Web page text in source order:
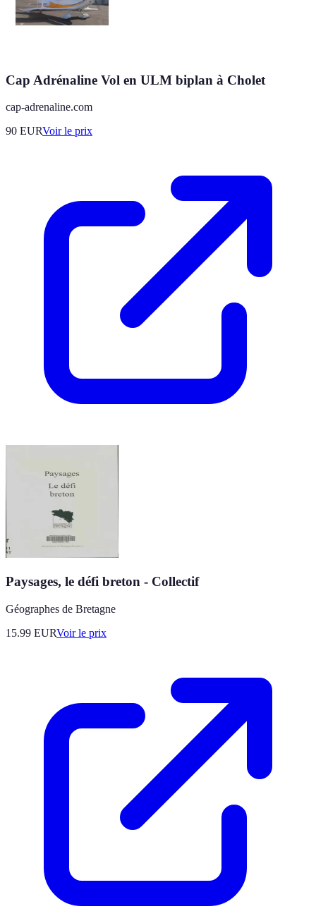
Cap Adrénaline Vol en ULM biplan à Cholet
cap-adrenaline.com
90 EURVoir le prix
Paysages, le défi breton - Collectif
Géographes de Bretagne
15.99 EURVoir le prix